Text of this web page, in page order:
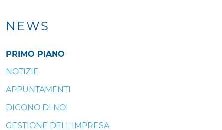
NEWS
PRIMO PIANO
NOTIZIE
APPUNTAMENTI
DICONO DI NOI
GESTIONE DELL'IMPRESA